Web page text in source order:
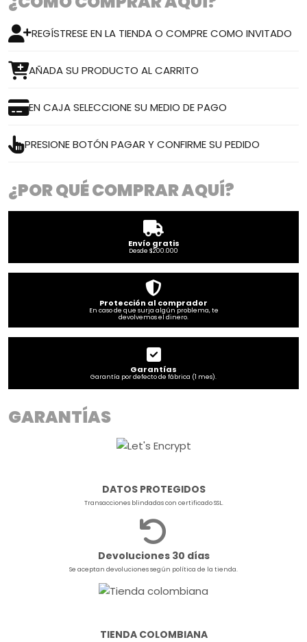
REGÍSTRESE EN LA TIENDA O COMPRE COMO INVITADO
AÑADA SU PRODUCTO AL CARRITO
EN CAJA SELECCIONE SU MEDIO DE PAGO
PRESIONE BOTÓN PAGAR Y CONFIRME SU PEDIDO
¿POR QUÉ COMPRAR AQUÍ?
Envío gratis
Desde $200.000
Protección al comprador
En caso de que surja algún problema, te
devolvemos el dinero.
Garantías
Garantía por defecto de fábrica (1 mes).
GARANTÍAS
DATOS PROTEGIDOS
Transacciones blindadas con certificado SSL.
Devoluciones 30 días
Se aceptan devoluciones según política de la tienda.
TIENDA COLOMBIANA